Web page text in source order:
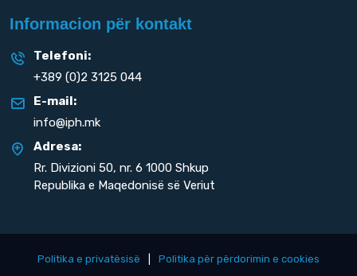
Informacion për kontakt
Telefoni:
+389 (0)2 3125 044
E-mail:
info@iph.mk
Adresa:
Rr. Divizioni 50, nr. 6 1000 Shkup
Republika e Maqedonisë së Veriut
Politika e privatësisë Politika për përdorimin e cookies